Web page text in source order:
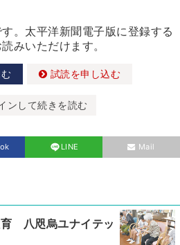
。太平洋新聞電子版に登録する
みいただけます。
試読を申し込む
ンして続きを読む
LINE Mail
八咫烏ユナイテッ